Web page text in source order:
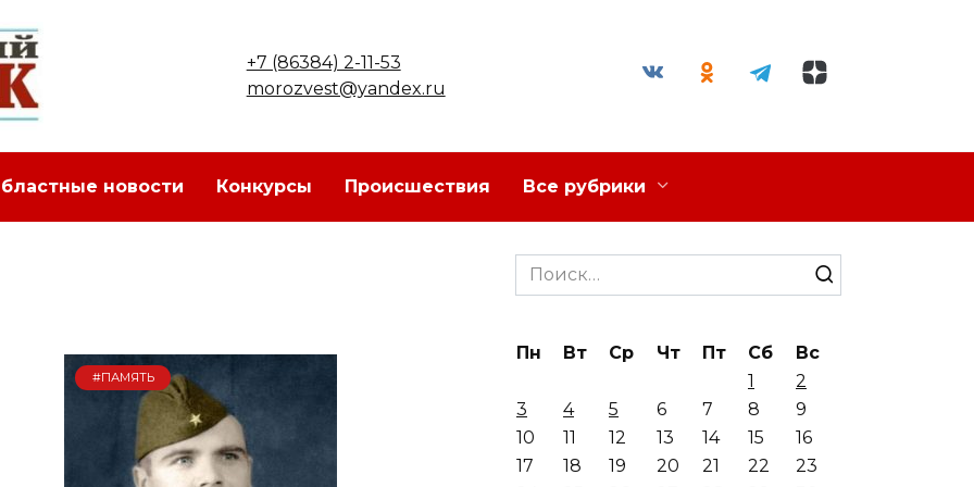
+7 (86384) 2-11-53
morozvest@yandex.ru
новости Конкурсы Происшествия Все рубрики
#ПАМЯТЬ
Search
for:
Пн Вт Ср Чт Пт Сб
Вс
1
2
3
4 5 6 7 8
9
10
11 12 13 14 15
16
17
18 19 20 21 22
23